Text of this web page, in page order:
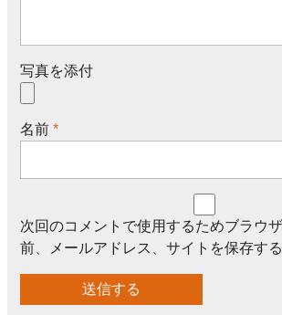
写真を添付
名前 *
次回のコメントで使用するためブラウ
前、メールアドレス、サイトを保存する